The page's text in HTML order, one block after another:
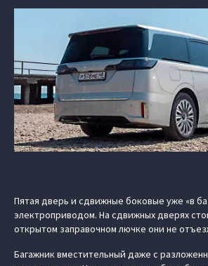
Пятая дверь и сдвижные боковые уже «в
электроприводом. На сдвижных дверях
открытом заправочном лючке они не
Багажник вместительный даже с